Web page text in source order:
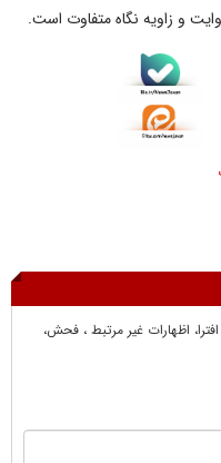
و زاویه نگاه متفاوت است.
اظهارات غير مرتبط ، فحش،